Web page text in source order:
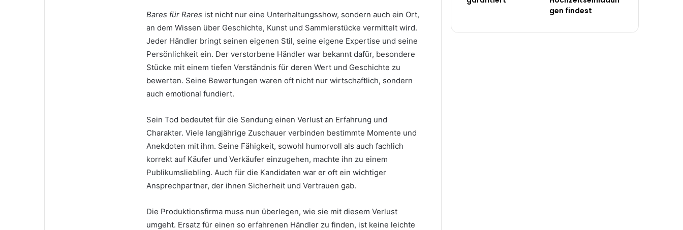
Bares für Rares ist nicht nur eine Unterhaltungsshow, sondern auch ein Ort,
an dem Wissen über Geschichte, Kunst und Sammlerstücke vermittelt wird.
Jeder Händler bringt seinen eigenen Stil, seine eigene Expertise und seine
Persönlichkeit ein. Der verstorbene Händler war bekannt dafür, besondere
Stücke mit einem tiefen Verständnis für deren Wert und Geschichte zu
bewerten. Seine Bewertungen waren oft nicht nur wirtschaftlich, sondern
auch emotional fundiert.
Sein Tod bedeutet für die Sendung einen Verlust an Erfahrung und
Charakter. Viele langjährige Zuschauer verbinden bestimmte Momente und
Anekdoten mit ihm. Seine Fähigkeit, sowohl humorvoll als auch fachlich
korrekt auf Käufer und Verkäufer einzugehen, machte ihn zu einem
Publikumsliebling. Auch für die Kandidaten war er oft ein wichtiger
Ansprechpartner, der ihnen Sicherheit und Vertrauen gab.
Die Produktionsfirma muss nun überlegen, wie sie mit diesem Verlust
umgeht. Ersatz für einen so erfahrenen Händler zu finden, ist keine leichte
gen findest